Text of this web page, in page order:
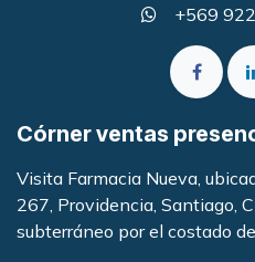
+569
Córner ventas
Visita Farmacia Nueva,
267, Providencia, Santiago,
subterráneo por el costado